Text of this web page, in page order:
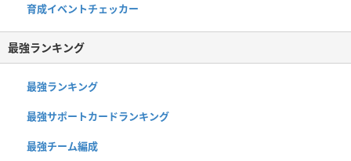
育成イベントチェッカー
最強ランキング
最強ランキング
最強サポートカードランキング
最強チーム編成